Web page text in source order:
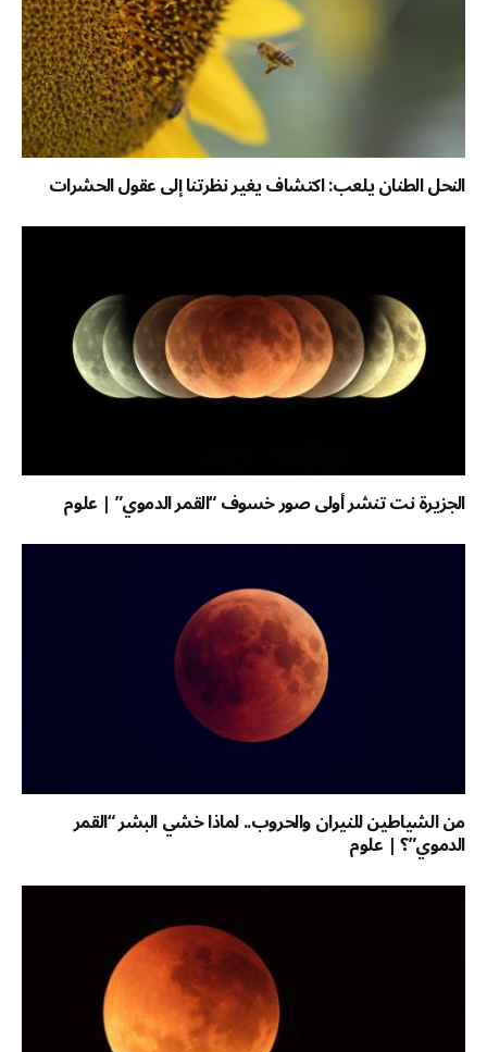
النحل الطنان يلعب: اكتشاف يغير نظرتنا إلى عقول الحشرات
الجزيرة نت تنشر أولى صور خسوف “القمر الدموي” | علوم
من الشياطين للنيران والحروب.. لماذا خشي البشر “القمر
الدموي”؟ | علوم